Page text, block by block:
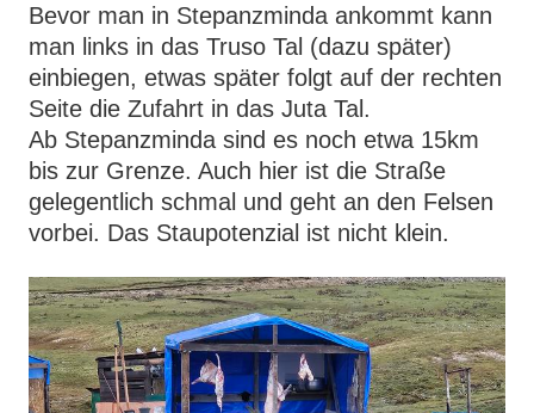
Bevor man in Stepanzminda ankommt kann
man links in das Truso Tal (dazu später)
einbiegen, etwas später folgt auf der rechten
Seite die Zufahrt in das Juta Tal.
Ab Stepanzminda sind es noch etwa 15km
bis zur Grenze. Auch hier ist die Straße
gelegentlich schmal und geht an den Felsen
vorbei. Das Staupotenzial ist nicht klein.